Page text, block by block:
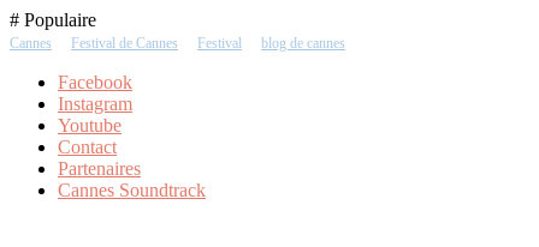
Skip
To
# Populaire
Cannes Festival de Cannes Festival blog de cannes
Facebook
Instagram
Youtube
Contact
Partenaires
Cannes Soundtrack